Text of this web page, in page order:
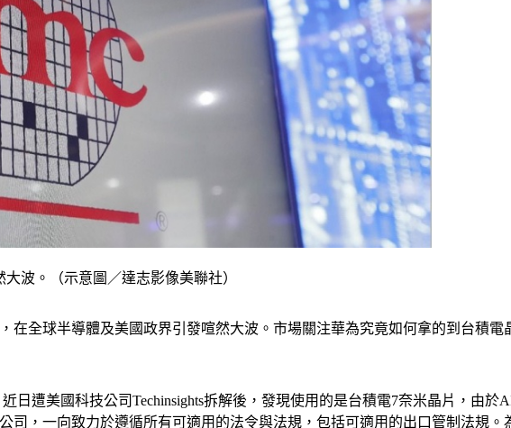
波。（示意圖／達志影像美聯社）
在全球半導體及美國政界引發喧然大波。市場關注華為究竟如何拿的到台積
日遭美國科技公司Techinsights拆解後，發現使用的是台積電7奈米晶片，由
司，一向致力於遵循所有可適用的法令與法規，包括可適用的出口管制法規